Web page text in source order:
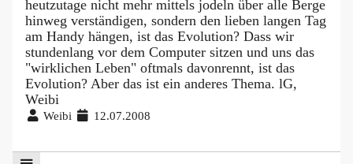
heutzutage nicht mehr mittels jodeln über alle Berge
hinweg verständigen, sondern den lieben langen Tag
am Handy hängen, ist das Evolution? Dass wir
stundenlang vor dem Computer sitzen und uns das
"wirklichen Leben" oftmals davonrennt, ist das
Evolution? Aber das ist ein anderes Thema. lG,
Weibi
Weibi 12.07.2008